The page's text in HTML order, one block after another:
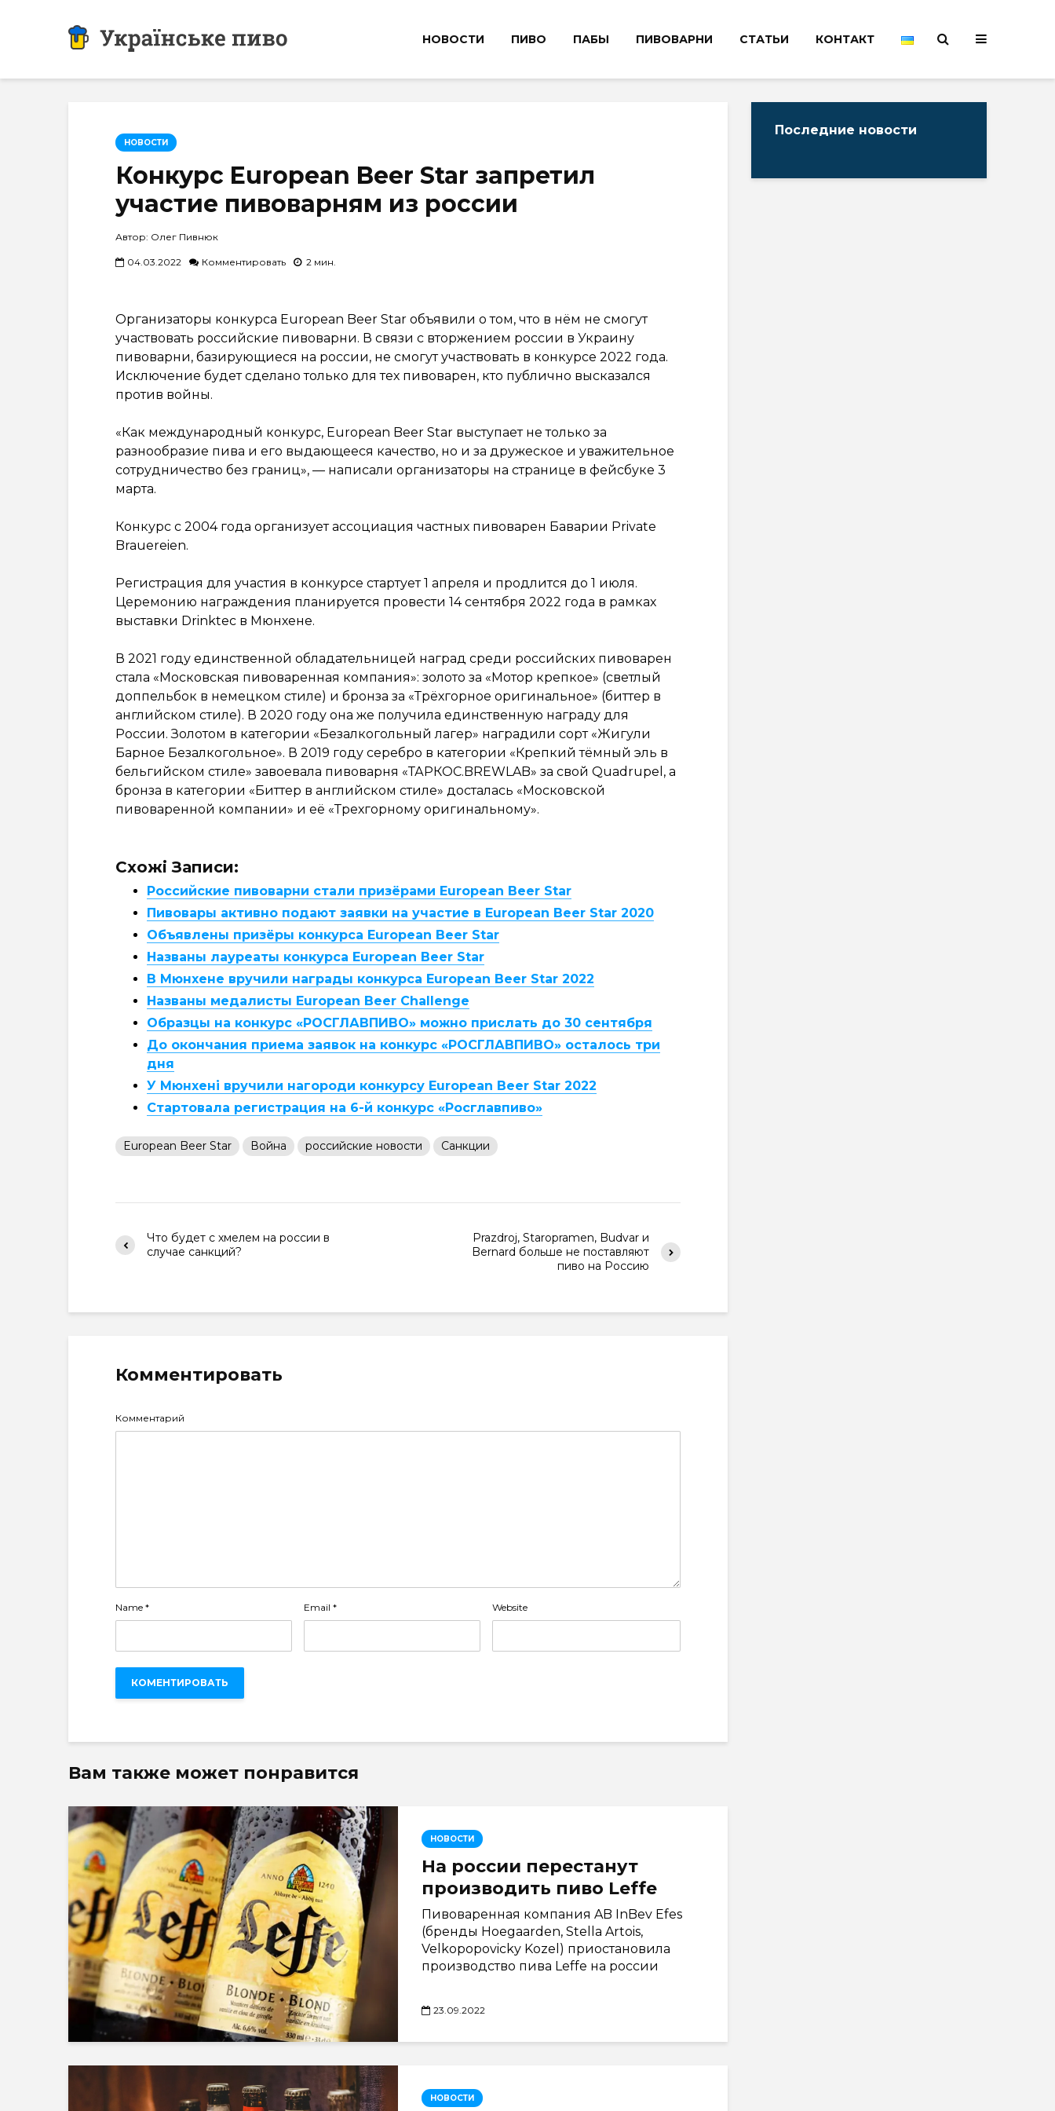
НОВОСТИ ПИВО ПАБЫ ПИВОВАРНИ СТАТЬИ КОНТАКТ
НОВОСТИ
Конкурс European Beer Star запретил
участие пивоварням из россии
Автор: Олег Пивнюк
04.03.2022 Комментировать 2 мин.
Организаторы конкурса European Beer Star объявили о том, что в нём не смогут
участвовать российские пивоварни. В связи с вторжением россии в Украину
пивоварни, базирующиеся на россии, не смогут участвовать в конкурсе 2022 года.
Исключение будет сделано только для тех пивоварен, кто публично высказался
против войны.
«Как международный конкурс, European Beer Star выступает не только за
разнообразие пива и его выдающееся качество, но и за дружеское и уважительное
сотрудничество без границ», — написали организаторы на странице в фейсбуке 3
марта.
Конкурс с 2004 года организует ассоциация частных пивоварен Баварии Private
Brauereien.
Регистрация для участия в конкурсе стартует 1 апреля и продлится до 1 июля.
Церемонию награждения планируется провести 14 сентября 2022 года в рамках
выставки Drinktec в Мюнхене.
В 2021 году единственной обладательницей наград среди российских пивоварен
стала «Московская пивоваренная компания»: золото за «Мотор крепкое» (светлый
доппельбок в немецком стиле) и бронза за «Трёхгорное оригинальное» (биттер в
английском стиле). В 2020 году она же получила единственную награду для
России. Золотом в категории «Безалкогольный лагер» наградили сорт «Жигули
Барное Безалкогольное». В 2019 году серебро в категории «Крепкий тёмный эль в
бельгийском стиле» завоевала пивоварня «ТАРКОС.BREWLAB» за свой Quadrupel, а
бронза в категории «Биттер в английском стиле» досталась «Московской
пивоваренной компании» и её «Трехгорному оригинальному».
Схожі Записи:
Российские пивоварни стали призёрами European Beer Star
Пивовары активно подают заявки на участие в European Beer Star 2020
Объявлены призёры конкурса European Beer Star
Названы лауреаты конкурса European Beer Star
В Мюнхене вручили награды конкурса European Beer Star 2022
Названы медалисты European Beer Challenge
Образцы на конкурс «РОСГЛАВПИВО» можно прислать до 30 сентября
До окончания приема заявок на конкурс «РОСГЛАВПИВО» осталось три
дня
У Мюнхені вручили нагороди конкурсу European Beer Star 2022
Стартовала регистрация на 6-й конкурс «Росглавпиво»
European Beer Star Война российские новости Санкции
Что будет с хмелем на россии в
случае санкций?
Prazdroj, Staropramen, Budvar и
Bernard больше не поставляют
пиво на Россию
Комментировать
Комментарий
Name * Email * Website
Вам также может понравится
НОВОСТИ
На россии перестанут
производить пиво Leffe
Пивоваренная компания AB InBev Efes
(бренды Hoegaarden, Stella Artois,
Velkopopovickу Kozel) приостановила
производство пива Leffe на россии
23.09.2022
НОВОСТИ
Последние новости